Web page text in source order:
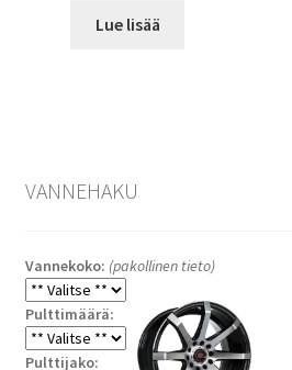
Lue lisää
VANNEHAKU
Vannekoko: (pakollinen tieto)
Pulttimäärä:
Pulttijako: